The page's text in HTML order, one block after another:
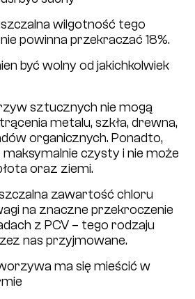
wilgotność tego
powinna przekraczać 18%.
być wolny od jakichkolwiek
sztucznych nie mogą
metalu, szkła, drewna,
organicznych. Ponadto,
czysty i nie może
oraz ziemi.
zawartość chloru
na znaczne przekroczenie
z PCV – tego rodzaju
nas przyjmowane.
ma się mieścić w